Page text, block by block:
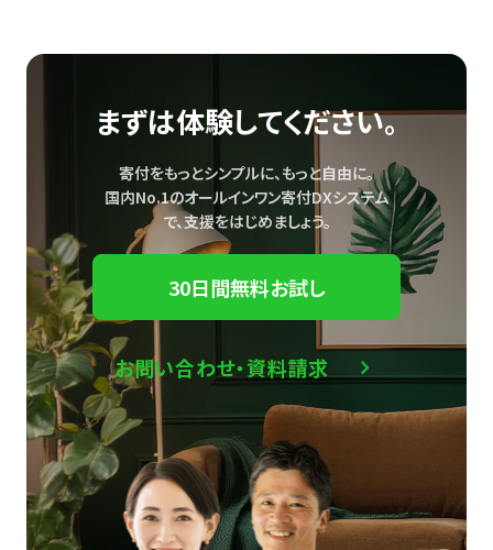
まずは体験してください。
寄付をもっとシンプルに、もっと自由に。
国内No.1のオールインワン寄付DXシステム
で、支援をはじめましょう。
30日間無料お試し
お問い合わせ・資料請求